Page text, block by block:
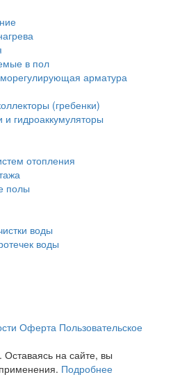
в пол
арматура
(гребенки)
гидроаккумуляторы
отопления
полы
воды
воды
Оферта Пользовательское
на сайте, вы
Подробнее